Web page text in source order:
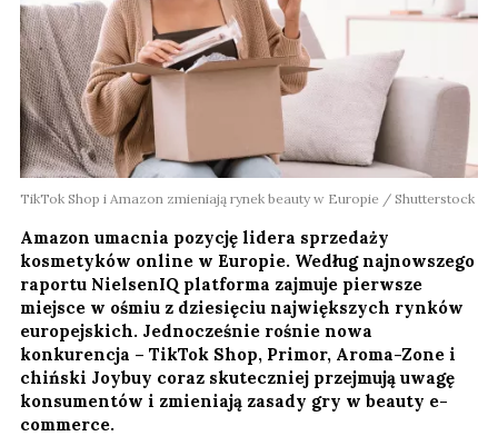
TikTok Shop i Amazon zmieniają rynek beauty w Europie / Shutterstock
Amazon umacnia pozycję lidera sprzedaży
kosmetyków online w Europie. Według najnowszego
raportu NielsenIQ platforma zajmuje pierwsze
miejsce w ośmiu z dziesięciu największych rynków
europejskich. Jednocześnie rośnie nowa
konkurencja – TikTok Shop, Primor, Aroma-Zone i
chiński Joybuy coraz skuteczniej przejmują uwagę
konsumentów i zmieniają zasady gry w beauty e-
commerce.